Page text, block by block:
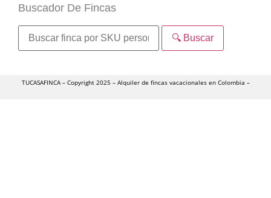
Buscador De Fincas
🔍 Buscar
TUCASAFINCA – Copyright 2025 – Alquiler de fincas vacacionales en Colombia –